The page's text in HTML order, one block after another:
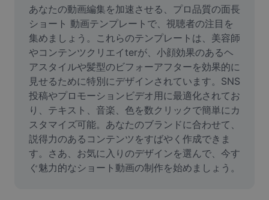
ミームジェネレーター
AI Text Remover
AI People Remover
AI Inpainting
Face Cutout
動画
動画背景削除
あなたの動画編集を加速させる、プロ品質の面長
ショート 動画テンプレートで、視聴者の注目を
集めましょう。これらのテンプレートは、美容師
やコンテンツクリエイterが、小顔効果のあるヘ
アスタイルや髪型のビフォーアフターを効果的に
見せるために特別にデザインされています。SNS
投稿やプロモーションビデオ用に最適化されてお
り、テキスト、音楽、色を数クリックで簡単にカ
スタマイズ可能。あなたのブランドに合わせて、
説得力のあるコンテンツをすばやく作成できま
す。さあ、お気に入りのデザインを選んで、今す
ぐ魅力的なショート動画の制作を始めましょう。